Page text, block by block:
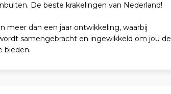
De beste krakelingen van Nederland!
meer dan een jaar ontwikkeling, waarbij
samengebracht en ingewikkeld om jou de
bieden.